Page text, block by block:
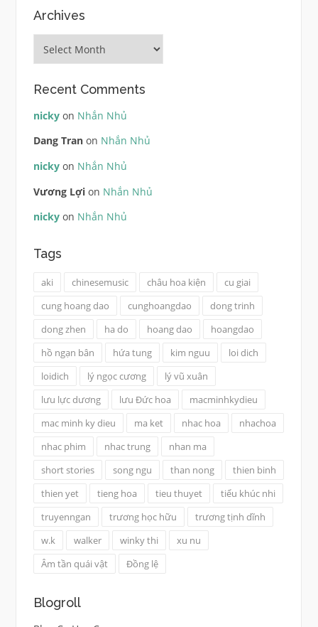
Archives
Recent Comments
nickyon Nhắn Nhủ
Dang Tranon Nhắn Nhủ
nickyon Nhắn Nhủ
Vương Lợion Nhắn Nhủ
nickyon Nhắn Nhủ
Tags
aki chinesemusic châu hoa kiện
cu giai
cung hoang dao
cunghoangdao
dong trinh
dong zhen
ha do hoang dao
hoangdao
hồ ngạn bân
hứa tung kim nguu
loi dich
loidich
lý ngọc cương
lý vũ xuân
lưu lực dương
lưu Đức hoa
macminhkydieu
mac minh ky dieu
ma ket nhac hoa
nhachoa
nhac phim
nhac trung
nhan ma
short stories
song ngu than nong
thien binh
thien yet
tieng hoa tieu thuyet
tiểu khúc nhi
truyenngan
trương học hữu
trương tịnh dĩnh
w.k
walker winky thi
xu nu
Âm tần quái vật
Đồng lệ
Blogroll